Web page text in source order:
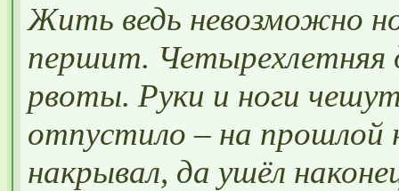
Жить ведь невозможно
першит. Четырехлетняя
рвоты. Руки и ноги
отпустило – на прошлой
накрывал, да ушёл